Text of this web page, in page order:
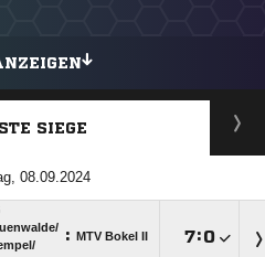
SIEGE
08.09.2024
: MTV Bokel II :